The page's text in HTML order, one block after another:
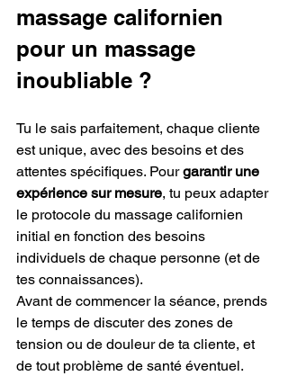
massage californien
pour un massage
inoubliable ?
Tu le sais parfaitement, chaque cliente
est unique, avec des besoins et des
attentes spécifiques. Pour garantir une
expérience sur mesure, tu peux adapter
le protocole du massage californien
initial en fonction des besoins
individuels de chaque personne (et de
tes connaissances).
Avant de commencer la séance, prends
le temps de discuter des zones de
tension ou de douleur de ta cliente, et
de tout problème de santé éventuel.